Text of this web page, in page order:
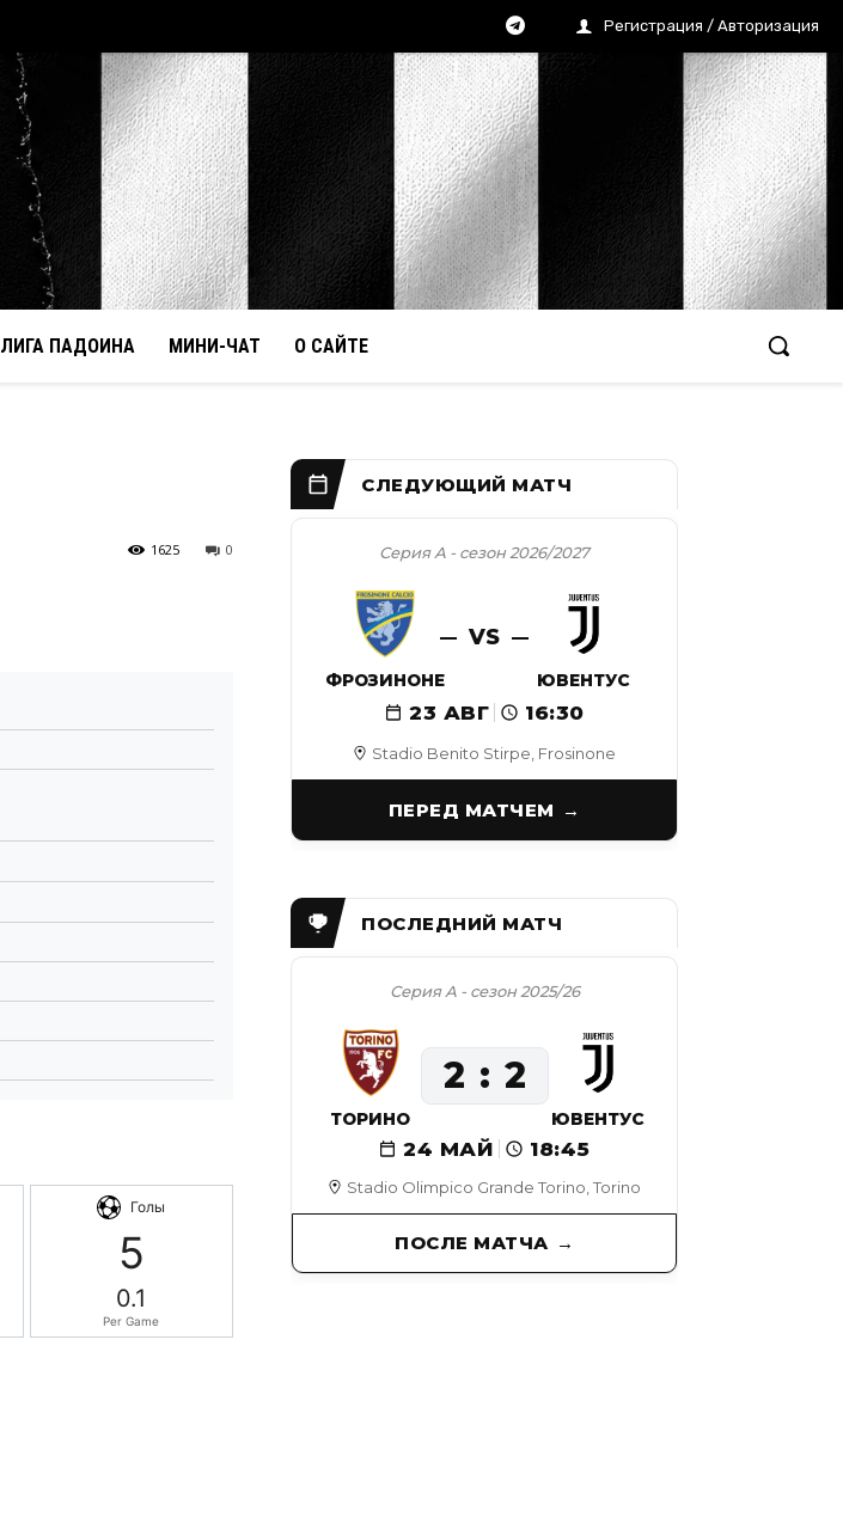
Регистрация / Авторизация
ЛИГА ПАДОИНА МИНИ-ЧАТ О САЙТЕ
0
1625
Голы
5
0.1
Per Game
Stadio Benito Stirpe, Frosinone
Серия А - сезон 2026/2027
ФРОЗИНОНЕ
VS
ЮВЕНТУС
23 АВГ 16:30
ПЕРЕД МАТЧЕМ
Stadio Olimpico Grande Torino, Torino
Серия А - сезон 2025/26
24 МАЙ 18:45
ТОРИНО
2 2
ЮВЕНТУС
ПОСЛЕ МАТЧА